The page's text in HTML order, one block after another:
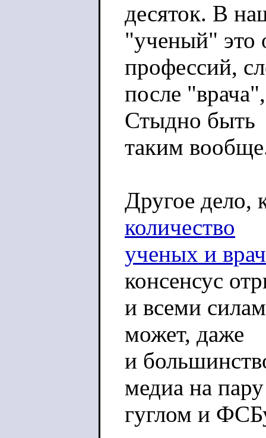
десяток. В
"ученый" это
профессий,
после
Стыдно быть
таким
Другое дело,
количество
ученых и
консенсус
и всеми
может, даже
и
медиа на
гуглом и